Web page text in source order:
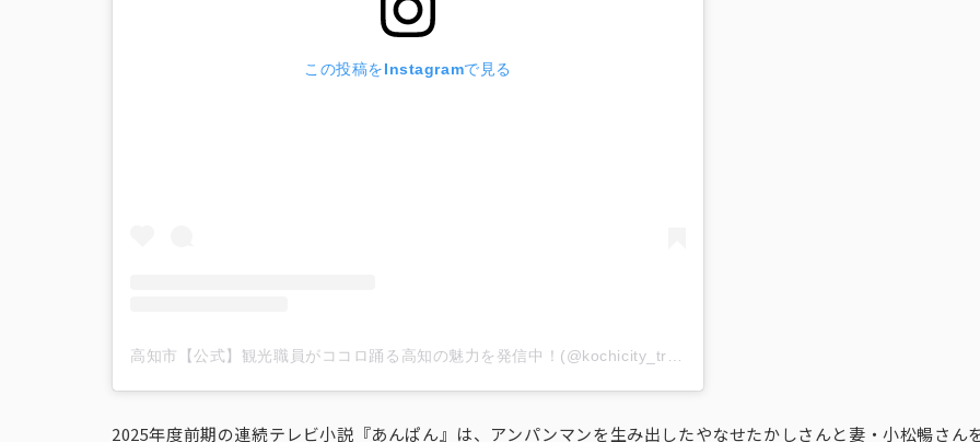
この投稿をInstagramで見る
2025年度前期の連続テレビ小説『あんぱん』は、アンパンマンを生み出したやなせたかしさんと妻・小松暢さん